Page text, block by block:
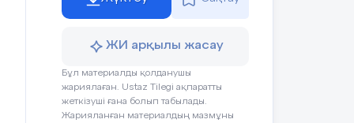
ЖИ арқылы жасау
Бұл материалды қолданушы
жариялаған. Ustaz Tilegi ақпаратты
жеткізуші ғана болып табылады.
Жарияланған материалдың мазмұны